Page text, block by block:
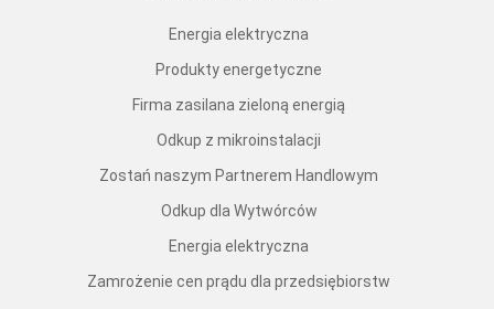
Energia elektryczna
Produkty energetyczne
Firma zasilana zieloną energią
Odkup z mikroinstalacji
Zostań naszym Partnerem Handlowym
Odkup dla Wytwórców
Energia elektryczna
Zamrożenie cen prądu dla przedsiębiorstw